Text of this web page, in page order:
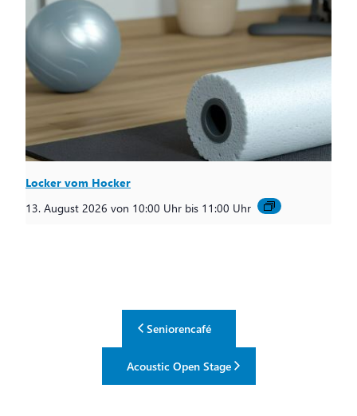
Locker vom Hocker
13. August 2026 von 10:00 Uhr bis 11:00 Uhr
Seniorencafé
Acoustic Open Stage